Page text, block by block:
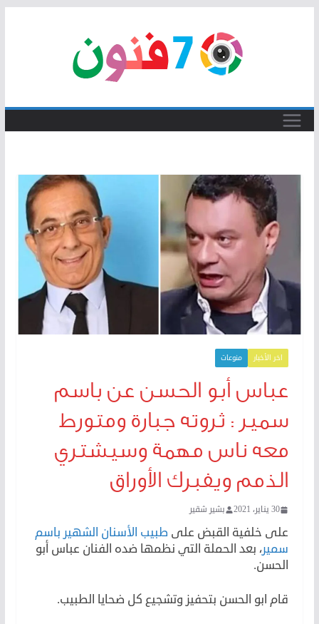
اخر الأخبار منوعات
عباس أبو الحسن عن باسم
سمير : ثروته جبارة ومتورط
معه ناس مهمة وسيشتري
الذمم ويفبرك الأوراق
30 يناير، 2021 بشير شقير
على خلفية القبض على طبيب الأسنان الشهير باسم
سمير، بعد الحملة التي نظمها ضده الفنان عباس أبو
الحسن.
قام ابو الحسن بتحفيز وتشجيع كل ضحايا الطبيب.